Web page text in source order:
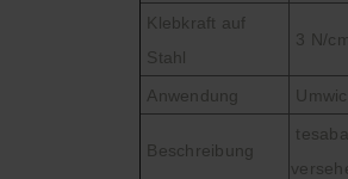
Klebkraft auf
Stahl
3 N/cm
Anwendung
Beschreibung